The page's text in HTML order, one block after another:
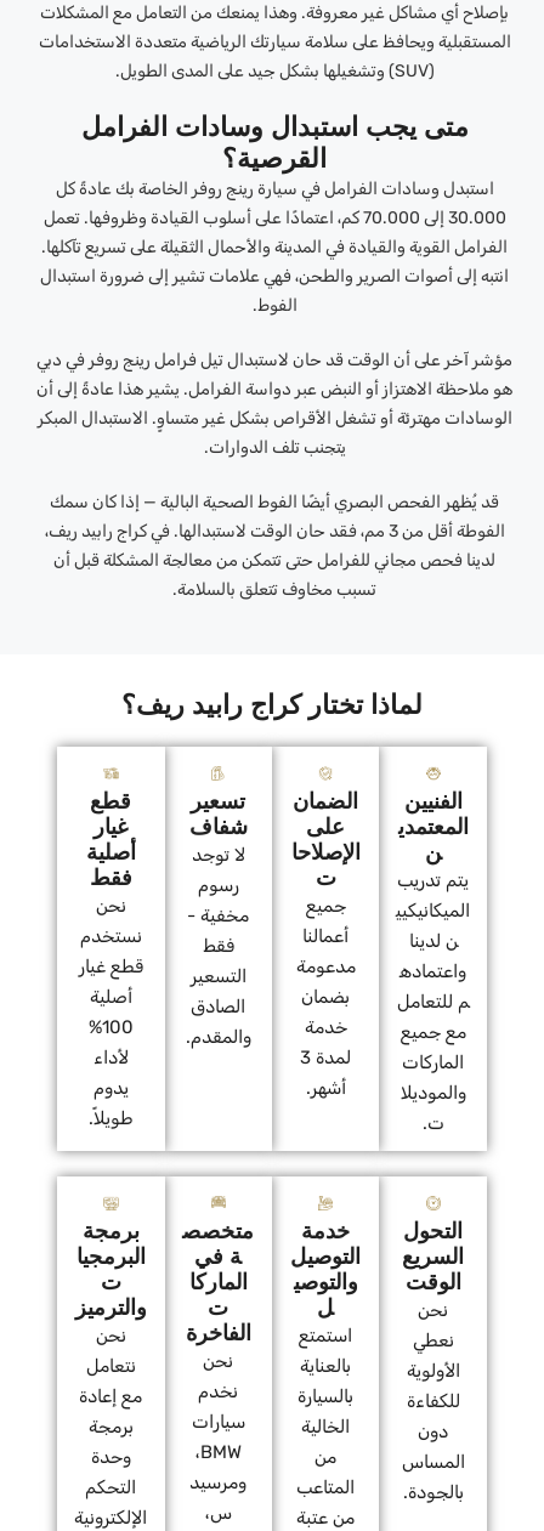
بإصلاح أي مشاكل غير معروفة. وهذا يمنعك من التعامل مع المشكلات
المستقبلية ويحافظ على سلامة سيارتك الرياضية متعددة الاستخدامات
(SUV) وتشغيلها بشكل جيد على المدى الطويل.
متى يجب استبدال وسادات الفرامل
القرصية؟
استبدل وسادات الفرامل في سيارة رينج روفر الخاصة بك عادةً كل
30.000 إلى 70.000 كم، اعتمادًا على أسلوب القيادة وظروفها. تعمل
الفرامل القوية والقيادة في المدينة والأحمال الثقيلة على تسريع تآكلها.
انتبه إلى أصوات الصرير والطحن، فهي علامات تشير إلى ضرورة استبدال
الفوط.
مؤشر آخر على أن الوقت قد حان لاستبدال تيل فرامل رينج روفر في دبي
هو ملاحظة الاهتزاز أو النبض عبر دواسة الفرامل. يشير هذا عادةً إلى أن
الوسادات مهترئة أو تشغل الأقراص بشكل غير متساوٍ. الاستبدال المبكر
يتجنب تلف الدوارات.
قد يُظهر الفحص البصري أيضًا الفوط الصحية البالية — إذا كان سمك
الفوطة أقل من 3 مم، فقد حان الوقت لاستبدالها. في كراج رابيد ريف،
لدينا فحص مجاني للفرامل حتى تتمكن من معالجة المشكلة قبل أن
تسبب مخاوف تتعلق بالسلامة.
لماذا تختار كراج رابيد ريف؟
الفنيين
المعتمدي
ن
يتم تدريب
الميكانيكيي
ن لدينا
واعتماده
م للتعامل
مع جميع
الماركات
والموديلا
ت.
الضمان
على
الإصلاحا
ت
جميع
أعمالنا
مدعومة
بضمان
خدمة
لمدة 3
أشهر.
تسعير
شفاف
لا توجد
رسوم
مخفية -
فقط
التسعير
الصادق
والمقدم.
قطع
غيار
أصلية
فقط
نحن
نستخدم
قطع غيار
أصلية
100%
لأداء
يدوم
طويلاً.
التحول
السريع
الوقت
نحن
نعطي
الأولوية
للكفاءة
دون
المساس
بالجودة.
خدمة
التوصيل
والتوصي
ل
استمتع
بالعناية
بالسيارة
الخالية
من
المتاعب
من عتبة
متخصص
ة في
الماركا
ت
الفاخرة
نحن
نخدم
سيارات
BMW،
ومرسيد
س،
برمجة
البرمجيا
ت
والترميز
نحن
نتعامل
مع إعادة
برمجة
وحدة
التحكم
الإلكترونية